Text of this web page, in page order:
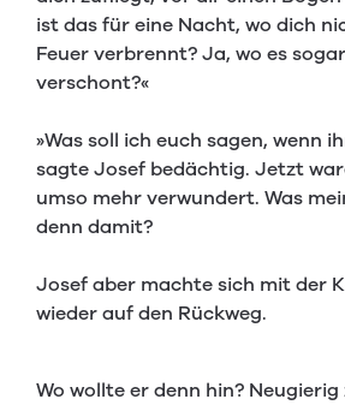
ist das für eine Nacht, wo dich
Feuer verbrennt? Ja, wo es
verschont?«
»Was soll ich euch sagen, wenn
sagte Josef bedächtig. Jetzt
umso mehr verwundert. Was
denn damit?
Josef aber machte sich mit der
wieder auf den Rückweg.
Wo wollte er denn hin?